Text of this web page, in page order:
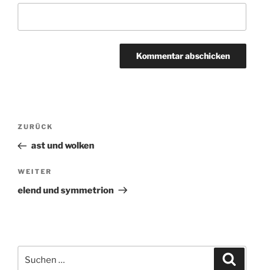
Beitragsnavigation
Vorheriger
Beitrag
ZURÜCK
ast und wolken
Nächster
Beitrag
WEITER
elend und symmetrion